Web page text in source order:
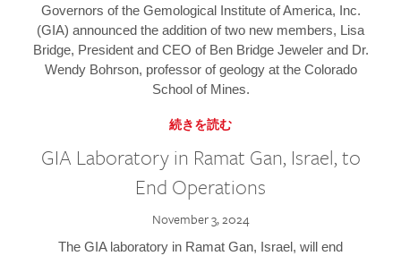
Governors of the Gemological Institute of America, Inc.
(GIA) announced the addition of two new members, Lisa
Bridge, President and CEO of Ben Bridge Jeweler and Dr.
Wendy Bohrson, professor of geology at the Colorado
School of Mines.
続きを読む
GIA Laboratory in Ramat Gan, Israel, to
End Operations
November 3, 2024
The GIA laboratory in Ramat Gan, Israel, will end